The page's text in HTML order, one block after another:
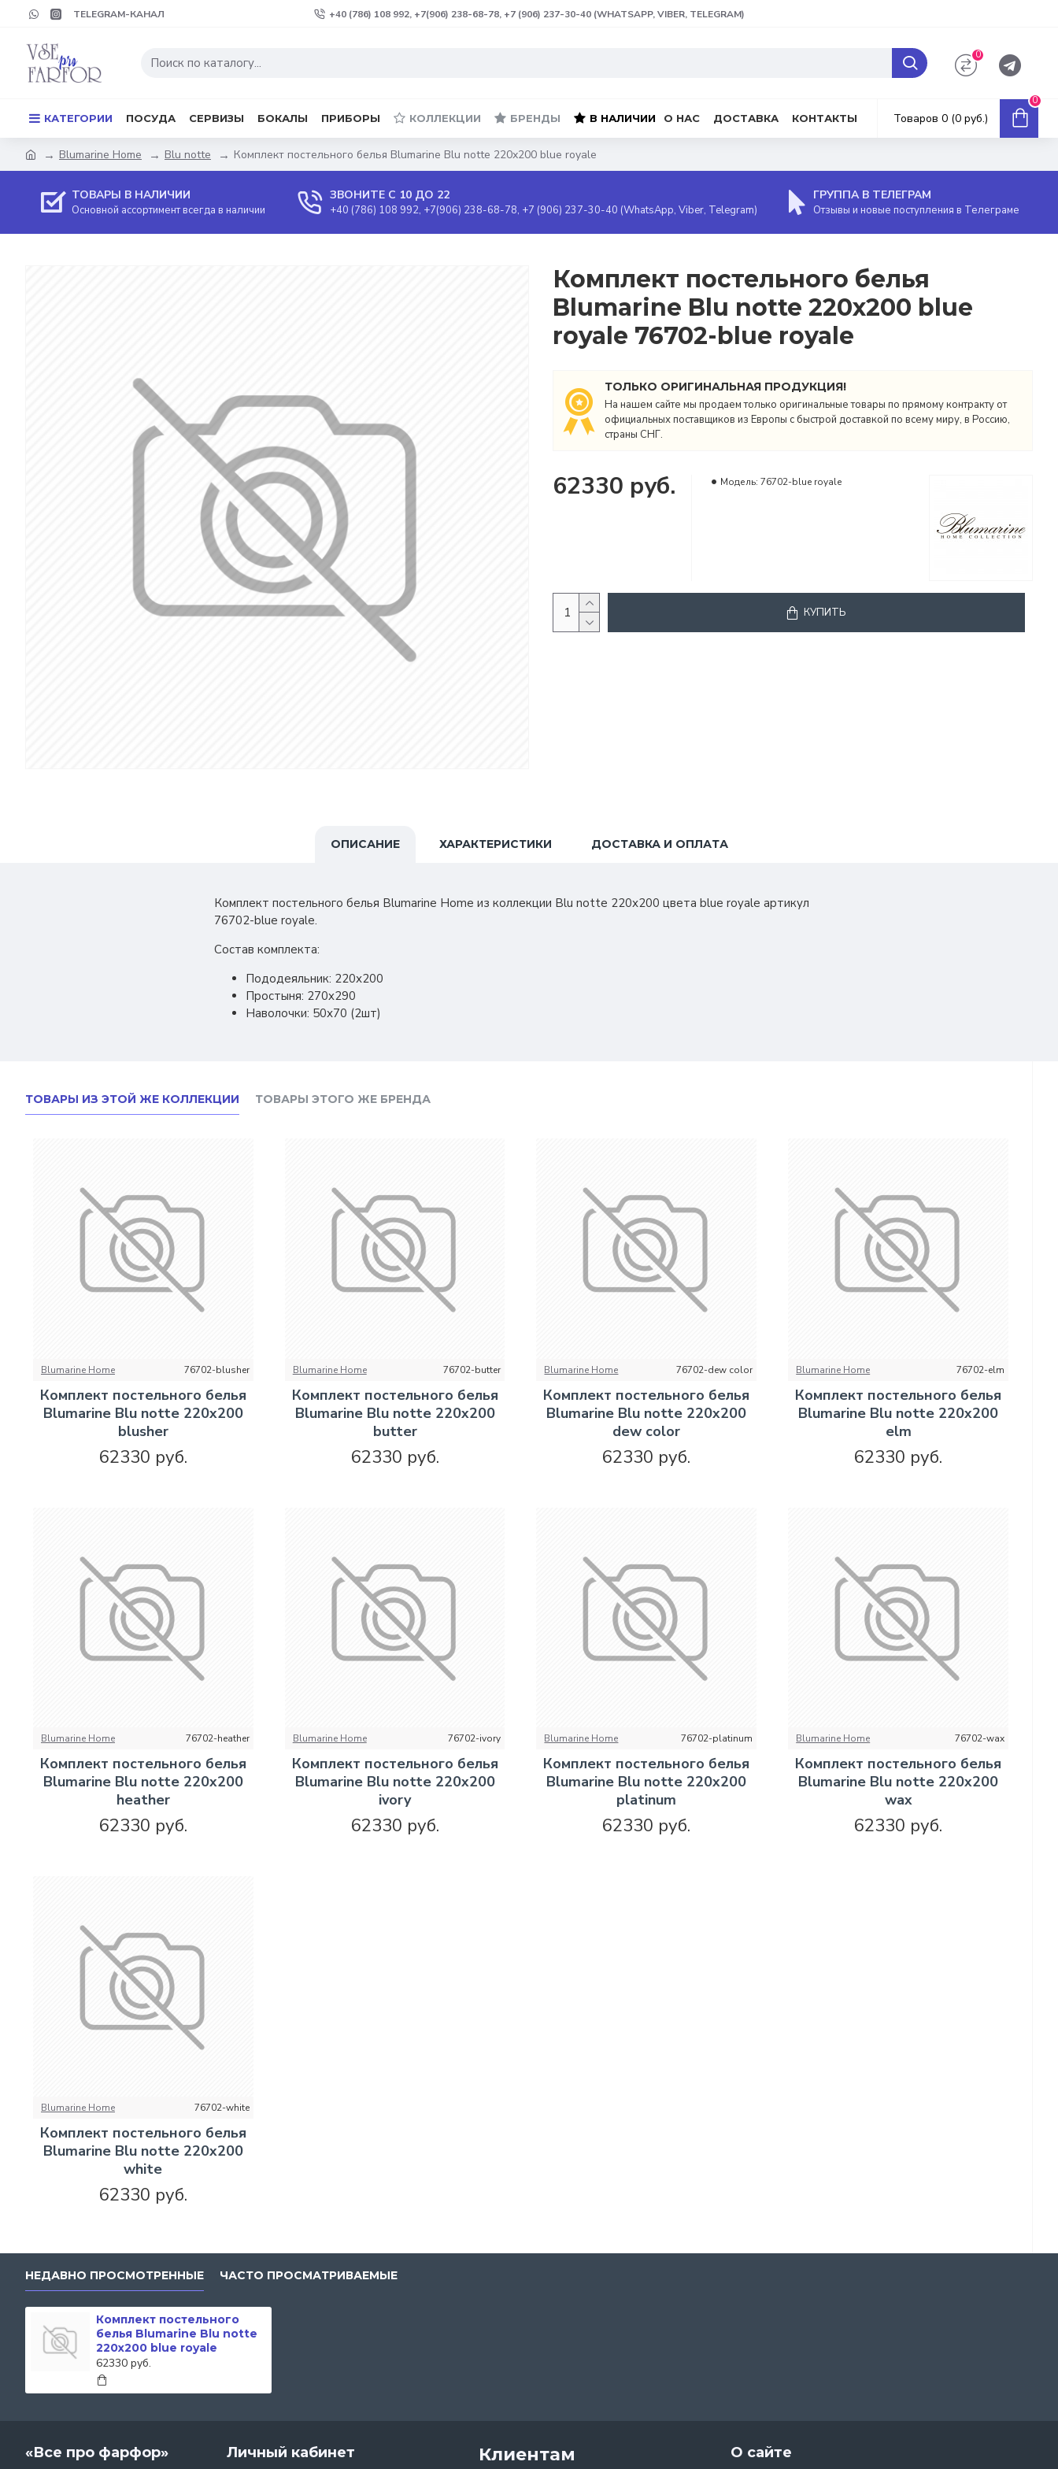
TELEGRAM-КАНАЛ +40 (786) 108 992, +7(906) 238-68-78, +7 (906) 237-30-40 (WHATSAPP, VIBER, TELEGRAM)
0
КАТЕГОРИИ ПОСУДА СЕРВИЗЫ БОКАЛЫ ПРИБОРЫ КОЛЛЕКЦИИ БРЕНДЫ В НАЛИЧИИ О НАС ДОСТАВКА КОНТАКТЫ Товаров 0 (0 руб.)
0
Blumarine Home Blu notte Комплект постельного белья Blumarine Blu notte 220х200 blue royale
ТОВАРЫ В НАЛИЧИИ
Основной ассортимент всегда в наличии
ЗВОНИТЕ С 10 ДО 22
+40 (786) 108 992, +7(906) 238-68-78, +7 (906) 237-30-40 (WhatsApp, Viber, Telegram)
ГРУППА В ТЕЛЕГРАМ
Отзывы и новые поступления в Телеграме
Комплект постельного белья
Blumarine Blu notte 220х200 blue
royale 76702-blue royale
ТОЛЬКО ОРИГИНАЛЬНАЯ ПРОДУКЦИЯ!
На нашем сайте мы продаем только оригинальные товары по прямому контракту от
официальных поставщиков из Европы с быстрой доставкой по всему миру, в Россию,
страны СНГ.
62330 руб. Модель: 76702-blue royale
КУПИТЬ
ОПИСАНИЕ ХАРАКТЕРИСТИКИ ДОСТАВКА И ОПЛАТА
Комплект постельного белья Blumarine Home из коллекции Blu notte 220х200 цвета blue royale артикул
76702-blue royale.
Состав комплекта:
Пододеяльник: 220х200
Простыня: 270x290
Наволочки: 50х70 (2шт)
ТОВАРЫ ИЗ ЭТОЙ ЖЕ КОЛЛЕКЦИИ ТОВАРЫ ЭТОГО ЖЕ БРЕНДА
Blumarine Home 76702-blusher
Комплект постельного белья
Blumarine Blu notte 220х200
blusher
62330 руб.
Blumarine Home 76702-butter
Комплект постельного белья
Blumarine Blu notte 220х200
butter
62330 руб.
Blumarine Home 76702-dew color
Комплект постельного белья
Blumarine Blu notte 220х200
dew color
62330 руб.
Blumarine Home 76702-elm
Комплект постельного белья
Blumarine Blu notte 220х200
elm
62330 руб.
Blumarine Home 76702-heather
Комплект постельного белья
Blumarine Blu notte 220х200
heather
62330 руб.
Blumarine Home 76702-ivory
Комплект постельного белья
Blumarine Blu notte 220х200
ivory
62330 руб.
Blumarine Home 76702-platinum
Комплект постельного белья
Blumarine Blu notte 220х200
platinum
62330 руб.
Blumarine Home 76702-wax
Комплект постельного белья
Blumarine Blu notte 220х200
wax
62330 руб.
Blumarine Home 76702-white
Комплект постельного белья
Blumarine Blu notte 220х200
white
62330 руб.
НЕДАВНО ПРОСМОТРЕННЫЕ ЧАСТО ПРОСМАТРИВАЕМЫЕ
Комплект постельного
белья Blumarine Blu notte
220х200 blue royale
62330 руб.
«Все про фарфор» Личный кабинет Клиентам О сайте